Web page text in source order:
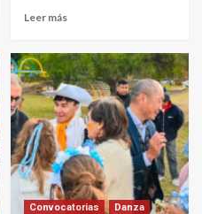
Leer más
Convocatorias
Danza